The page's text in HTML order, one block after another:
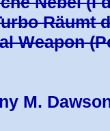
Räumt
Weapon
M.